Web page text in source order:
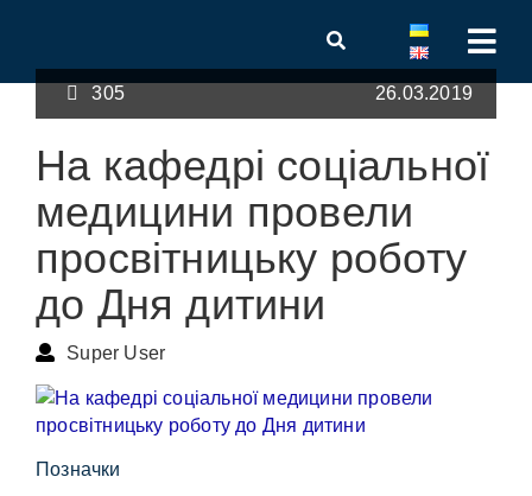
305 26.03.2019
На кафедрі соціальної
медицини провели
просвітницьку роботу
до Дня дитини
Super User
Позначки